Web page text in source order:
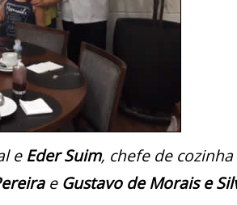
e Eder Suim, chefe de
e Gustavo de Morais e